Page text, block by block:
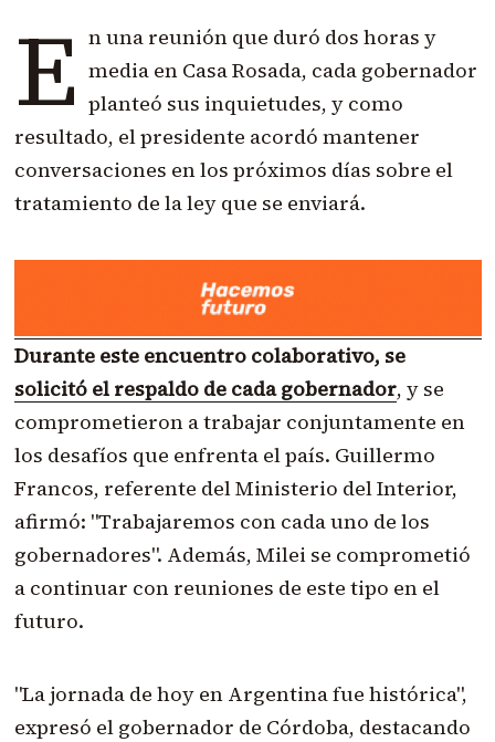
E n una reunión que duró dos horas y
media en Casa Rosada, cada gobernador
planteó sus inquietudes, y como
resultado, el presidente acordó mantener
conversaciones en los próximos días sobre el
tratamiento de la ley que se enviará.
Durante este encuentro colaborativo, se
solicitó el respaldo de cada gobernador, y se
comprometieron a trabajar conjuntamente en
los desafíos que enfrenta el país. Guillermo
Francos, referente del Ministerio del Interior,
afirmó: "Trabajaremos con cada uno de los
gobernadores". Además, Milei se comprometió
a continuar con reuniones de este tipo en el
futuro.
"La jornada de hoy en Argentina fue histórica",
expresó el gobernador de Córdoba, destacando